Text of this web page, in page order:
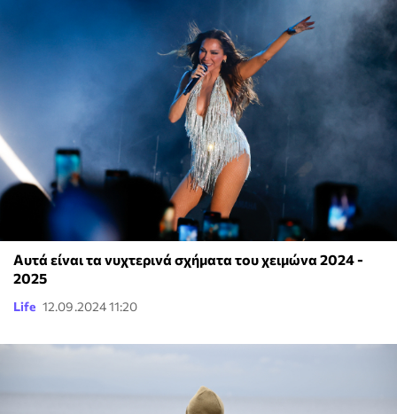
Αυτά είναι τα νυχτερινά σχήματα του χειμώνα 2024 -
2025
Life 12.09.2024 11:20